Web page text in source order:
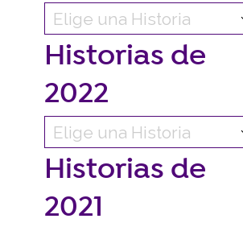
Historias de
2022
Historias de
2021